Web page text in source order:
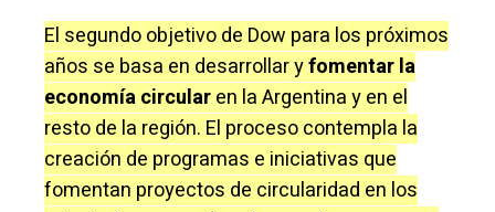
El segundo objetivo de Dow para los próximos
años se basa en desarrollar yfomentar la
economía circularen la Argentina y en el
resto de la región. El proceso contempla la
creación de programas e iniciativas que
fomentan proyectos de circularidad en los